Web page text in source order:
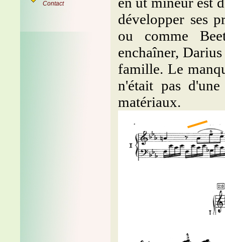
développer ses
ou comme
enchaîner,
famille. Le
n'était pas
matériaux.
Contact